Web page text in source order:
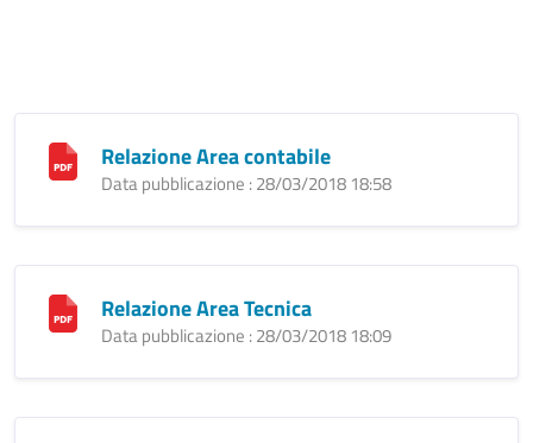
Relazione Area contabile
Data pubblicazione : 28/03/2018 18:58
Relazione Area Tecnica
Data pubblicazione : 28/03/2018 18:09